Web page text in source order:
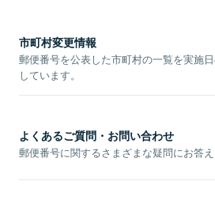
市町村変更情報
郵便番号を公表した市町村の一覧を実施
しています。
よくあるご質問・お問い合わせ
郵便番号に関するさまざまな疑問にお答え